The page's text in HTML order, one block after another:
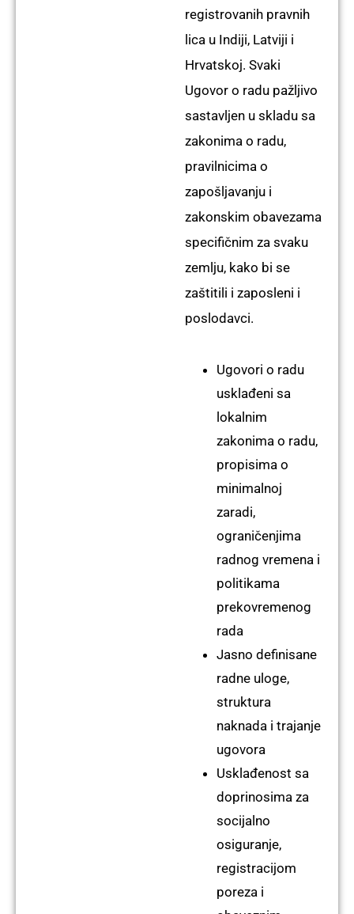
registrovanih pravnih
lica u Indiji, Latviji i
Hrvatskoj. Svaki
Ugovor o radu pažljivo
sastavljen u skladu sa
zakonima o radu,
pravilnicima o
zapošljavanju i
zakonskim obavezama
specifičnim za svaku
zemlju, kako bi se
zaštitili i zaposleni i
poslodavci.
Ugovori o radu
usklađeni sa
lokalnim
zakonima o radu,
propisima o
minimalnoj
zaradi,
ograničenjima
radnog vremena i
politikama
prekovremenog
rada
Jasno definisane
radne uloge,
struktura
naknada i trajanje
ugovora
Usklađenost sa
doprinosima za
socijalno
osiguranje,
registracijom
poreza i